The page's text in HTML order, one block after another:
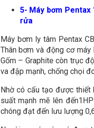
5- Máy bơm
rửa
Máy bơm ly tâm Pentax
Thân bơm và động cơ
Gốm – Graphite còn trục
va đập mạnh, chống chọi
Nhờ có cấu tạo được
suất mạnh mẽ lên
chóng đạt đến lưu lượng